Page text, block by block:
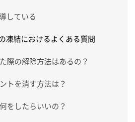
している
凍結におけるよくある質問
際の解除方法はあるの？
トを消す方法は？
をしたらいいの？